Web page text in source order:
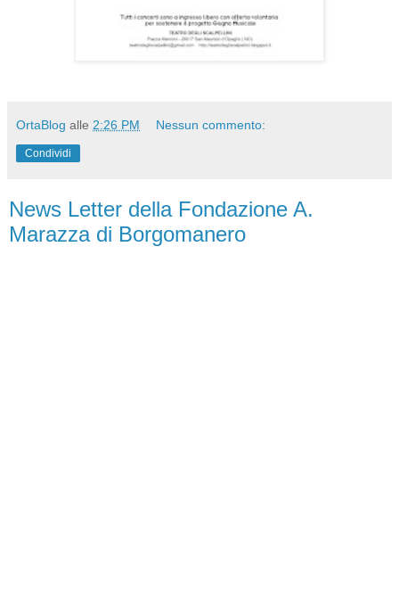
OrtaBlog alle 2:26 PM Nessun commento:
Condividi
News Letter della Fondazione A.
Marazza di Borgomanero